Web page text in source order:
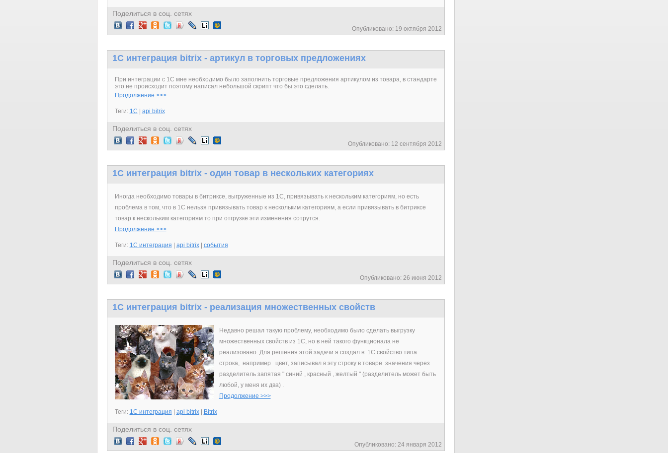
Поделиться в соц. сетях
Опубликовано: 19 октября 2012
1C интеграция bitrix - артикул в торговых предложениях
При интеграции с 1С мне необходимо было заполнить торговые предложения артикулом из товара, в стандарте
это не происходит поэтому написал небольшой скрипт что бы это сделать.
Продолжение >>>
Теги: 1C api bitrix
Поделиться в соц. сетях
Опубликовано: 12 сентября 2012
1C интеграция bitrix - один товар в нескольких категориях
Иногда необходимо товары в битриксе, выгруженные из 1С, привязывать к нескольким категориям, но есть
проблема в том, что в 1С нельзя привязывать товар к нескольким категориям, а если привязывать в битриксе
товар к нескольким категориям то при отгрузке эти изменения сотрутся.
Продолжение >>>
Теги: 1С интеграция api bitrix| события
Поделиться в соц. сетях
Опубликовано: 26 июня 2012
1C интеграция bitrix - реализация множественных свойств
Недавно решал такую проблему, необходимо было сделать выгрузку
множественных свойств из 1С, но в ней такого функционала не
реализовано. Для решения этой задачи я создал в 1С свойство типа
строка, например цвет, записывал в эту строку в товаре значения через
разделитель запятая " синий , красный , желтый " (разделитель может быть
любой, у меня их два) .
Продолжение >>>
Теги: 1C интеграция api bitrix| Bitrix
Поделиться в соц. сетях
Опубликовано: 24 января 2012